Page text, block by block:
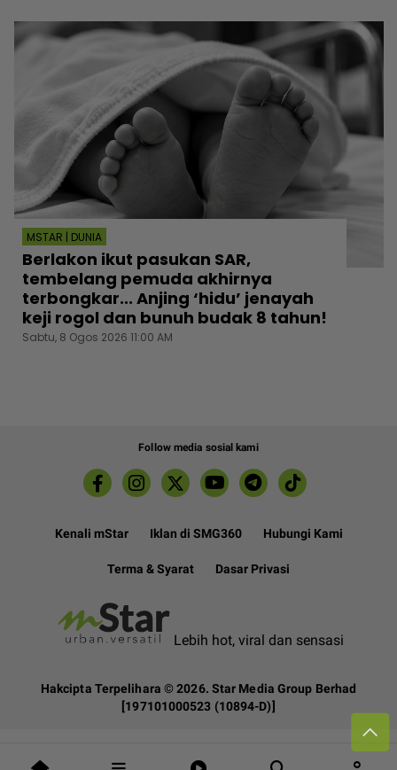
MSTAR | DUNIA
Berlakon ikut pasukan SAR,
tembelang pemuda akhirnya
terbongkar... Anjing ‘hidu’ jenayah
keji rogol dan bunuh budak 8 tahun!
Sabtu, 8 Ogos 2026 11:00 AM
Follow media sosial kami
Kenali mStar Iklan di SMG360 Hubungi Kami
Terma & Syarat Dasar Privasi
Lebih hot, viral dan sensasi
Hakcipta Terpelihara ©2026. Star Media Group Berhad
[197101000523 (10894-D)]